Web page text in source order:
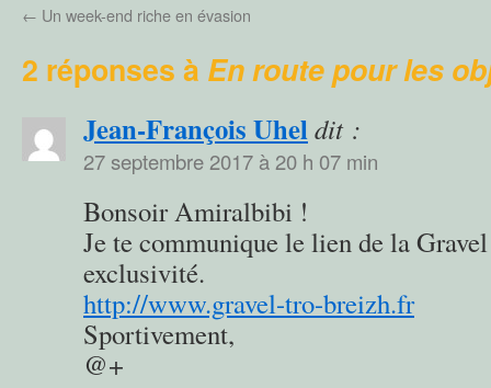
← Un week-end riche en évasion
2 réponses à En route pour les
Jean-François Uheldit :
27 septembre 2017 à 20 h 07 min
Bonsoir Amiralbibi !
Je te communique le lien de la
exclusivité.
http://www.gravel-tro-breizh.fr
Sportivement,
@+